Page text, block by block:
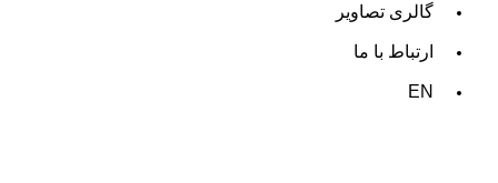
گالری تصاویر
ارتباط با ما
EN